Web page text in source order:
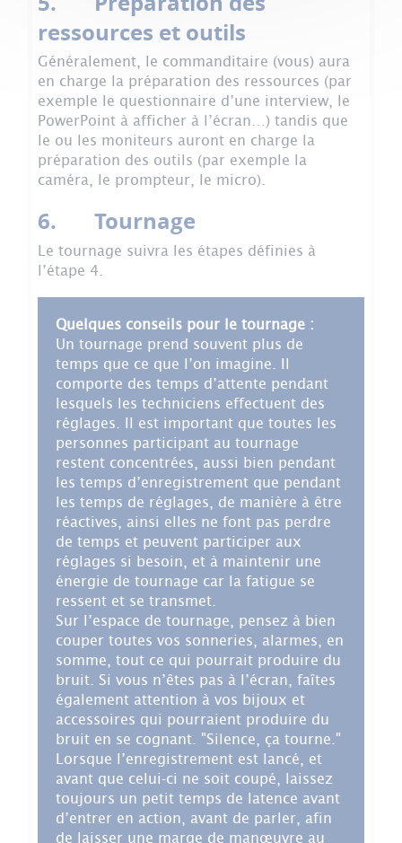
ressources et outils
Généralement, le commanditaire (vous) aura
en charge la préparation des ressources (par
exemple le questionnaire d’une interview, le
PowerPoint à afficher à l’écran…) tandis que
le ou les moniteurs auront en charge la
préparation des outils (par exemple la
caméra, le prompteur, le micro).
6. Tournage
Le tournage suivra les étapes définies à
l’étape 4.
Quelques conseils pour le tournage :
Un tournage prend souvent plus de
temps que ce que l’on imagine. Il
comporte des temps d’attente pendant
lesquels les techniciens effectuent des
réglages. Il est important que toutes les
personnes participant au tournage
restent concentrées, aussi bien pendant
les temps d’enregistrement que pendant
les temps de réglages, de manière à être
réactives, ainsi elles ne font pas perdre
de temps et peuvent participer aux
réglages si besoin, et à maintenir une
énergie de tournage car la fatigue se
ressent et se transmet.
Sur l’espace de tournage, pensez à bien
couper toutes vos sonneries, alarmes, en
somme, tout ce qui pourrait produire du
bruit. Si vous n’êtes pas à l’écran, faîtes
également attention à vos bijoux et
accessoires qui pourraient produire du
bruit en se cognant. "Silence, ça tourne."
Lorsque l’enregistrement est lancé, et
avant que celui-ci ne soit coupé, laissez
toujours un petit temps de latence avant
d’entrer en action, avant de parler, afin
de laisser une marge de manœuvre au